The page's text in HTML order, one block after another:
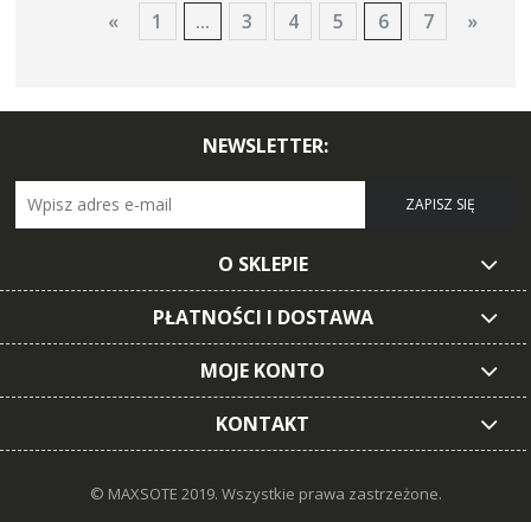
« 1 ... 3 4 5 6 7 »
NEWSLETTER:
ZAPISZ SIĘ
O SKLEPIE
PŁATNOŚCI I DOSTAWA
MOJE KONTO
KONTAKT
© MAXSOTE 2019. Wszystkie prawa zastrzeżone.